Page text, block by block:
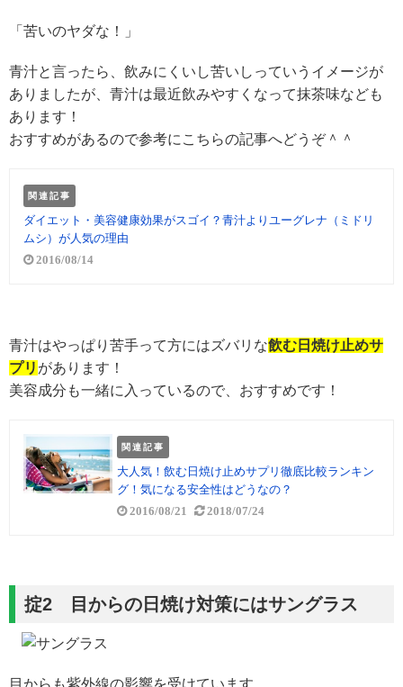
「苦いのヤダな！」
青汁と言ったら、飲みにくいし苦いしっていうイメージが
ありましたが、青汁は最近飲みやすくなって抹茶味なども
あります！
おすすめがあるので参考にこちらの記事へどうぞ＾＾
関連記事
ダイエット・美容健康効果がスゴイ？青汁よりユーグレナ（ミドリ
ムシ）が人気の理由
2016/08/14
青汁はやっぱり苦手って方にはズバリな飲む日焼け止めサ
プリ があります！
美容成分も一緒に入っているので、おすすめです！
関連記事
大人気！飲む日焼け止めサプリ徹底比較ランキン
グ！気になる安全性はどうなの？
2016/08/21 2018/07/24
掟2 目からの日焼け対策にはサングラス